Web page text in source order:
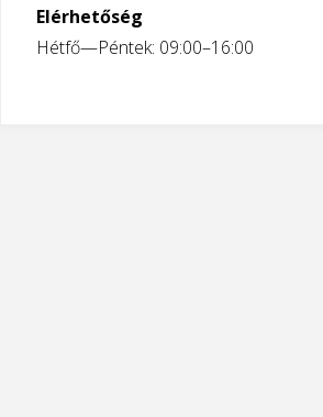
Elérhetőség
Hétfő—Péntek: 09:00–16:00